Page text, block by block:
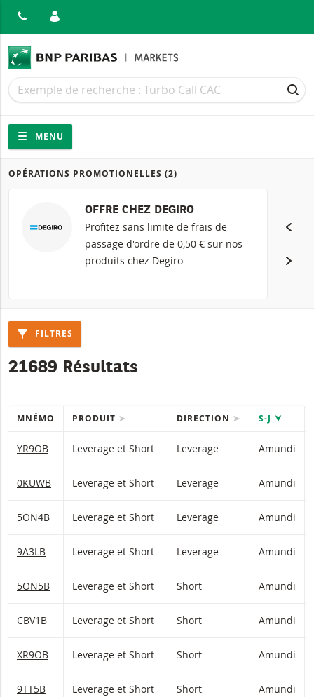
Recherche
Recherche
Navigation
Navigation sur le site
MENU
Produits
OPÉRATIONS PROMOTIONELLES (2)
OFFRE CHEZ DEGIRO
Profitez sans limite de frais de
passage d'ordre de 0,50 € sur nos
produits chez Degiro
FILTRES
21689 Résultats
MNÉMO PRODUIT DIRECTION S-J
YR9OB Leverage et Short Leverage Amundi
0KUWB Leverage et Short Leverage Amundi
5ON4B Leverage et Short Leverage Amundi
9A3LB Leverage et Short Leverage Amundi
5ON5B Leverage et Short Short Amundi
CBV1B Leverage et Short Short Amundi
XR9OB Leverage et Short Short Amundi
9TT5B Leverage et Short Short Amundi